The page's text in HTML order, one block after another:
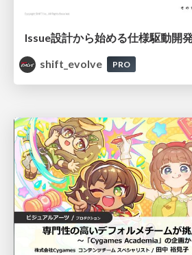
shift_evolve
PRO